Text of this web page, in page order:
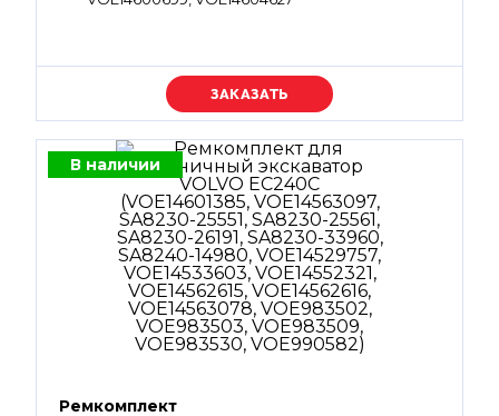
Уточняйте цену
В наличии
Ремкомплект